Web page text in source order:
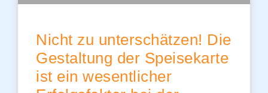
Nicht zu unterschätzen! Die
Gestaltung der Speisekarte
ist ein wesentlicher